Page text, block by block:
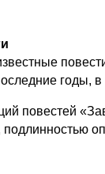
годы,
повестей
подлинностью